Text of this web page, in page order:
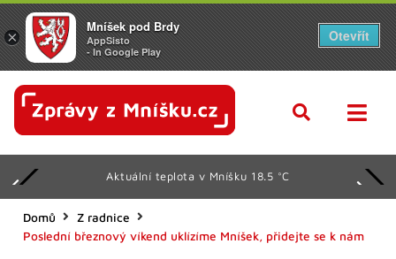
Aktuální teplota v Mníšku 18.5 °C
Domů
Z radnice
Poslední březnový víkend uklízíme Mníšek, přidejte se k nám
×
Mníšek pod Brdy
AppSisto
- In Google Play
Otevřít